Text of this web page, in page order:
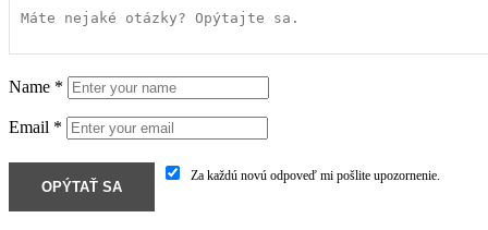
Name *
Email *
Za každú novú odpoveď mi pošlite upozornenie.